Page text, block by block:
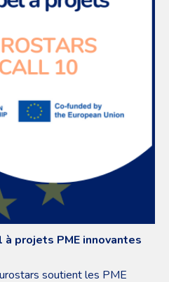
projets PME innovantes
soutient les PME